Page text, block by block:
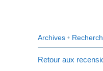
Archives •
Retour aux